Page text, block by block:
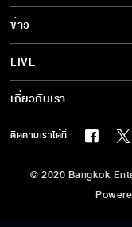
ซีรีส์นานาชาติ
การ์ตูน & เกม
ข่าว
รายการข่าว
ข่าวประชาสัมพันธ์
LIVE
เกี่ยวกับเรา
นโยบายด้านลิขสิทธิ์
ติดตามเราได้ที่
© 2020 Bangkok